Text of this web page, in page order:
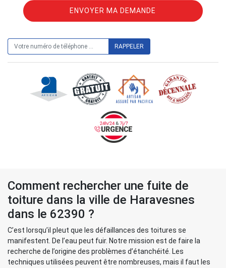
Comment rechercher une fuite de
toiture dans la ville de Haravesnes
dans le 62390 ?
C’est lorsqu’il pleut que les défaillances des toitures se
manifestent. De l’eau peut fuir. Notre mission est de faire la
recherche de l’origine des problèmes d’étanchéité. Les
techniques utilisées peuvent être nombreuses, mais il faut les